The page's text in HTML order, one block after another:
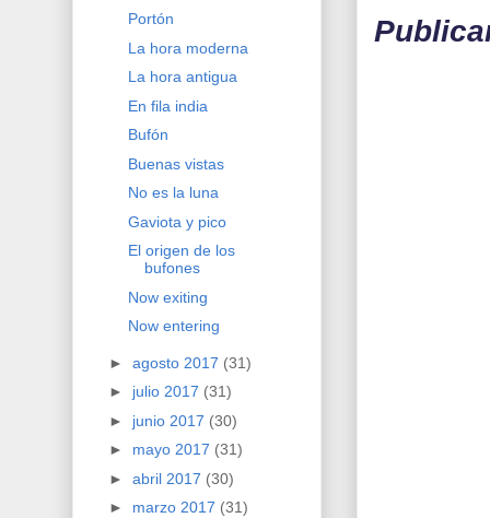
Portón
La hora moderna
La hora antigua
En fila india
Bufón
Buenas vistas
No es la luna
Gaviota y pico
El origen de los
bufones
Now exiting
Now entering
► agosto 2017 (31)
► julio 2017 (31)
► junio 2017 (30)
► mayo 2017 (31)
► abril 2017 (30)
► marzo 2017 (31)